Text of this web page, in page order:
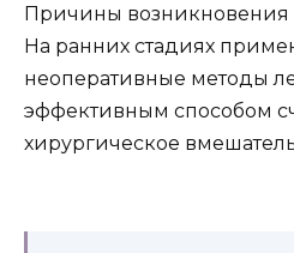
Причины возникновения
На ранних стадиях
неоперативные методы
эффективным способом
хирургическое